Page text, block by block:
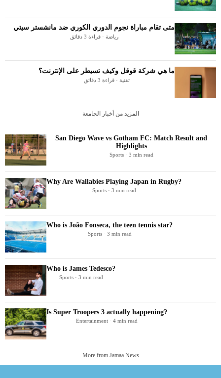
متى تقام مباراة نجوم الدوري الكوري ضد مانشستر سيتي
رياضة · قراءة 3 دقائق
ما هي شركة قوقل وكيف تسيطر على الإنترنت؟
تقنية · قراءة 3 دقائق
المزيد من أخبار الجامعة
San Diego Wave vs Gotham FC: Match Result and
Highlights
Sports · 3 min read
Why Are Wallabies Playing Japan in Rugby?
Sports · 3 min read
Who is João Fonseca, the teen tennis star?
Sports · 3 min read
Who is James Tedesco?
Sports · 3 min read
Is Super Troopers 3 actually happening?
Entertainment · 4 min read
More from Jamaa News